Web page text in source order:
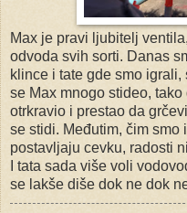
Max je pravi ljubitelj
odvoda svih sorti. Danas
klince i tate gde smo
se Max mnogo stideo,
otrkravio i prestao da
se stidi. Međutim, čim
postavljaju cevku, radosti
I tata sada više voli
se lakše diše dok ne dok